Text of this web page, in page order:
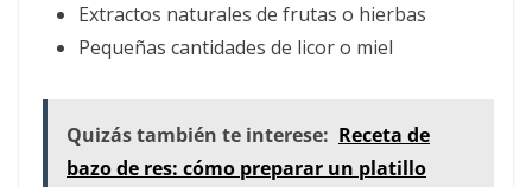
Extractos naturales de frutas o hierbas
Pequeñas cantidades de licor o miel
Quizás también te interese: Receta de
bazo de res: cómo preparar un platillo